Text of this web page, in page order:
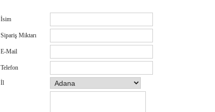
İsim
Sipariş Miktarı
E-Mail
Telefon
İl